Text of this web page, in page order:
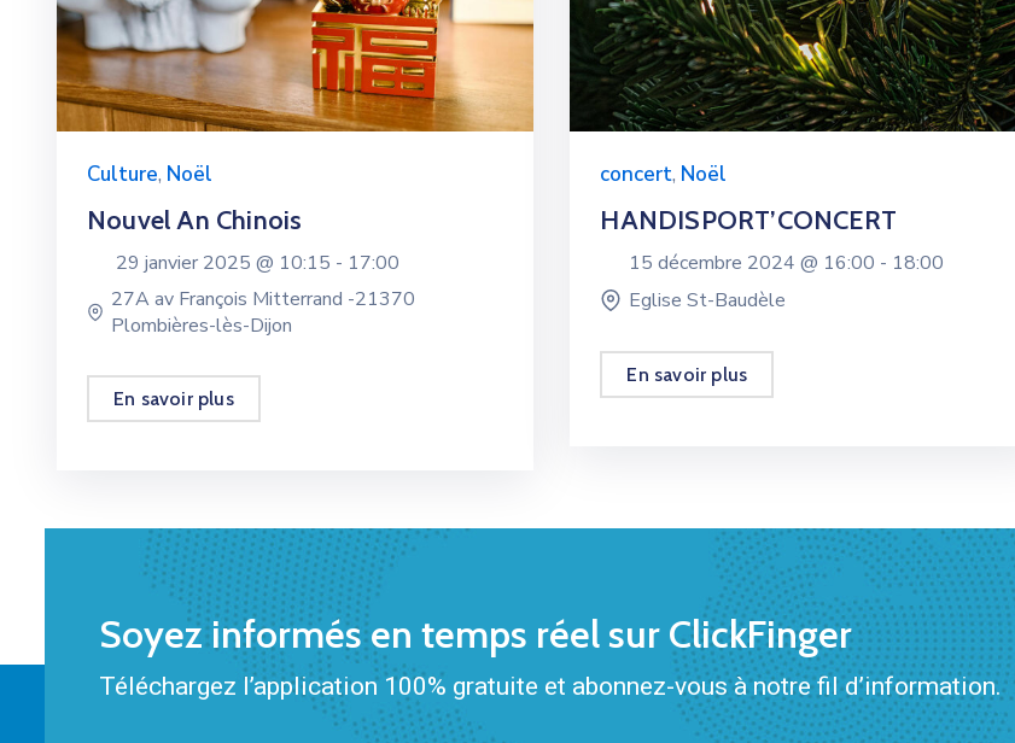
Culture, Noël
Nouvel An Chinois
29 janvier 2025 @ 10:15 - 17:00
27A av François Mitterrand -21370
Plombières-lès-Dijon
En savoir plus
concert, Noël
HANDISPORT’CONCERT
15 décembre 2024 @ 16:00 - 18:00
Eglise St-Baudèle
En savoir plus
Soyez informés en temps réel sur ClickFinger
Téléchargez l’application 100% gratuite et abonnez-vous à notre fil d’information.